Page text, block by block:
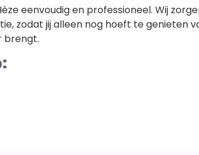
eenvoudig en professioneel. Wij
zodat jij alleen nog hoeft te genieten
brengt.